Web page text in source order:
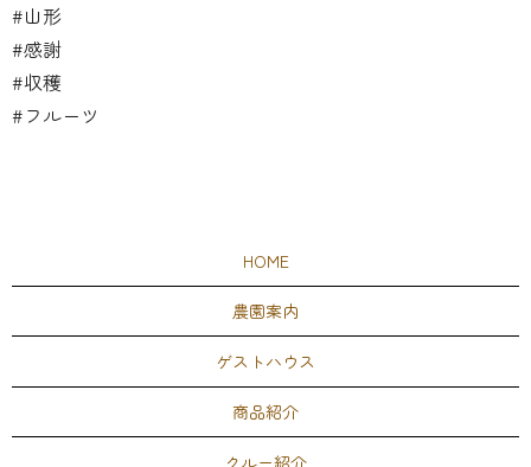
#山形
#感謝
#収穫
#フルーツ
HOME
農園案内
ゲストハウス
商品紹介